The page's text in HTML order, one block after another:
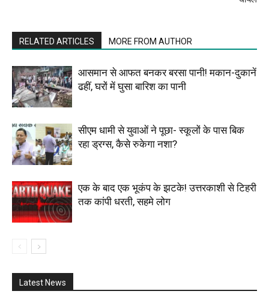
RELATED ARTICLES MORE FROM AUTHOR
आसमान से आफत बनकर बरसा पानी! मकान-दुकानें
ढहीं, घरों में घुसा बारिश का पानी
सीएम धामी से युवाओं ने पूछा- स्कूलों के पास बिक
रहा ड्रग्स, कैसे रुकेगा नशा?
एक के बाद एक भूकंप के झटके! उत्तरकाशी से टिहरी
तक कांपी धरती, सहमे लोग
Latest News